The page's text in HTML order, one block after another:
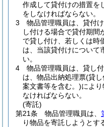
作成して貸付けの措置を
をしなければならない。
3
物品管理職員は、貸付
し付ける場合で貸付期間
で貸し付け、若しくは時
は、当該貸付けについて
い。
4
物品管理職員は、貸し
は、物品出納処理票(貸し
案文書等を含む。)によ
なければならない。
(寄託)
第21条
物品管理職員は、
り物品を寄託しようとす